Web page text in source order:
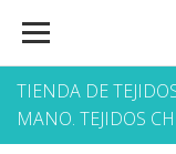
TIENDA DE
MANO. TEJIDOS